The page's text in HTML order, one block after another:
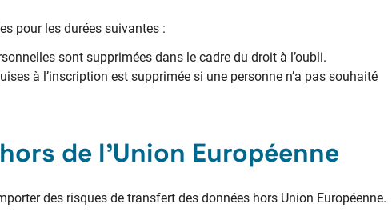
pour les durées suivantes :
sont supprimées dans le cadre du droit à l’oubli.
à l’inscription est supprimée si une personne n’a pas souhaité
de l’Union Européenne
des risques de transfert des données hors Union Européenne.